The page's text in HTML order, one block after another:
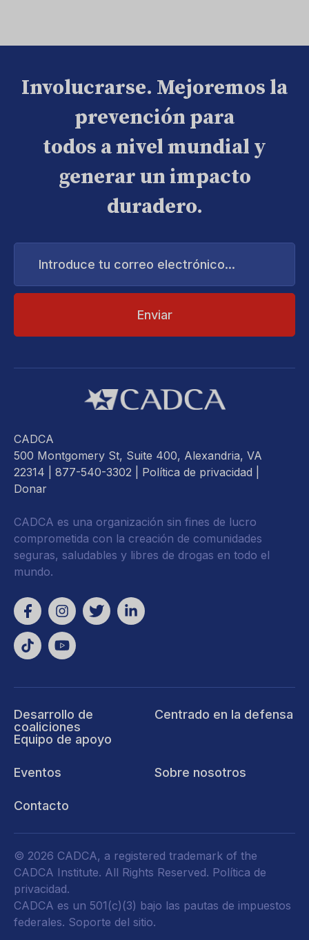
Involucrarse. Mejoremos la
prevención para
todos a nivel mundial y
generar un impacto
duradero.
Introduce
correo
CADCA
500 Montgomery St, Suite 400, Alexandria, VA
22314 | 877-540-3302 | Política de privacidad
Donar
CADCA es una organización sin fines de lucro
comprometida con la creación de comunidades
seguras, saludables y libres de drogas en todo el
mundo.
Desarrollo de
coaliciones
Equipo de apoyo
Centrado en la defensa
Eventos Sobre nosotros
Contacto
© 2026 CADCA, a registered trademark of the
CADCA Institute. All Rights Reserved. Política de
privacidad.
CADCA es un 501(c)(3) bajo las pautas de impuestos
federales. Soporte del sitio.